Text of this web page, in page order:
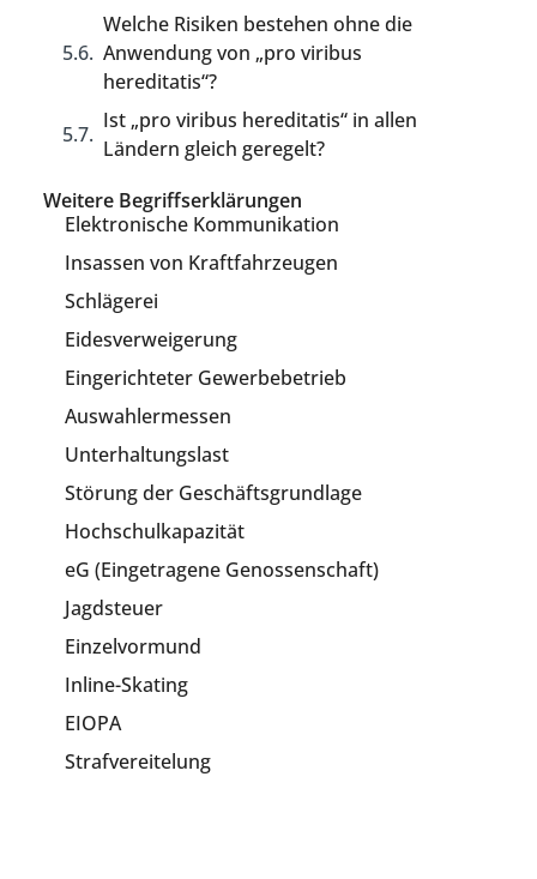
Welche Risiken bestehen ohne die
Anwendung von „pro viribus
hereditatis“?
Ist „pro viribus hereditatis“ in allen
Ländern gleich geregelt?
Weitere Begriffserklärungen
Elektronische Kommunikation
Insassen von Kraftfahrzeugen
Schlägerei
Eidesverweigerung
Eingerichteter Gewerbebetrieb
Auswahlermessen
Unterhaltungslast
Störung der Geschäftsgrundlage
Hochschulkapazität
eG (Eingetragene Genossenschaft)
Jagdsteuer
Einzelvormund
Inline-Skating
EIOPA
Strafvereitelung